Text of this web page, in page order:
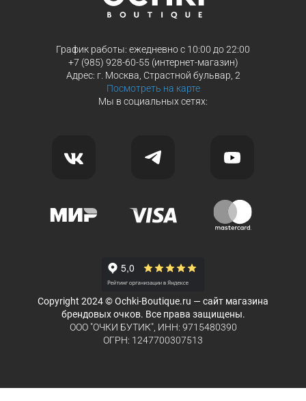
График работы: ежедневно с 10:00 до 22:00
+7 (985) 928-60-55 (интернет-магазин)
Адрес: г. Москва, Страстной бульвар, 2
Посмотреть на карте
Мы в социальных сетях:
Copyright 2024 © Ochki-Boutique.ru — сайт магазина
брендовых очков. Все права защищены.
ООО "ОЧКИ БУТИК", ИНН: 9715480390
ОГРН: 1247700307513